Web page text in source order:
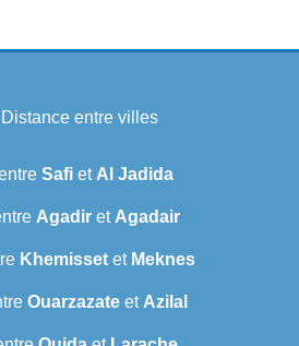
Distance entre villes
Safi et Al Jadida
Agadiret Agadair
Khemisset et Meknes
Ouarzazate et Azilal